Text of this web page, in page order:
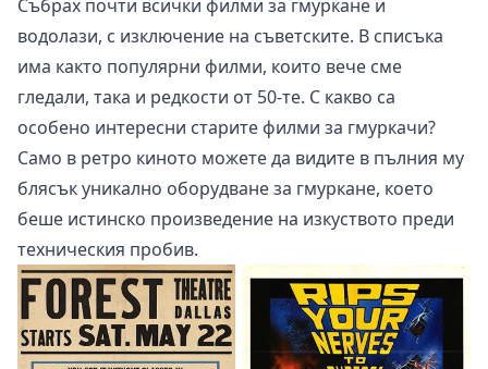
Събрах почти всички филми за гмуркане и
водолази, с изключение на съветските. В списъка
има както популярни филми, които вече сме
гледали, така и редкости от 50-те. С какво са
особено интересни старите филми за гмуркачи?
Само в ретро киното можете да видите в пълния му
блясък уникално оборудване за гмуркане, което
беше истинско произведение на изкуството преди
техническия пробив.